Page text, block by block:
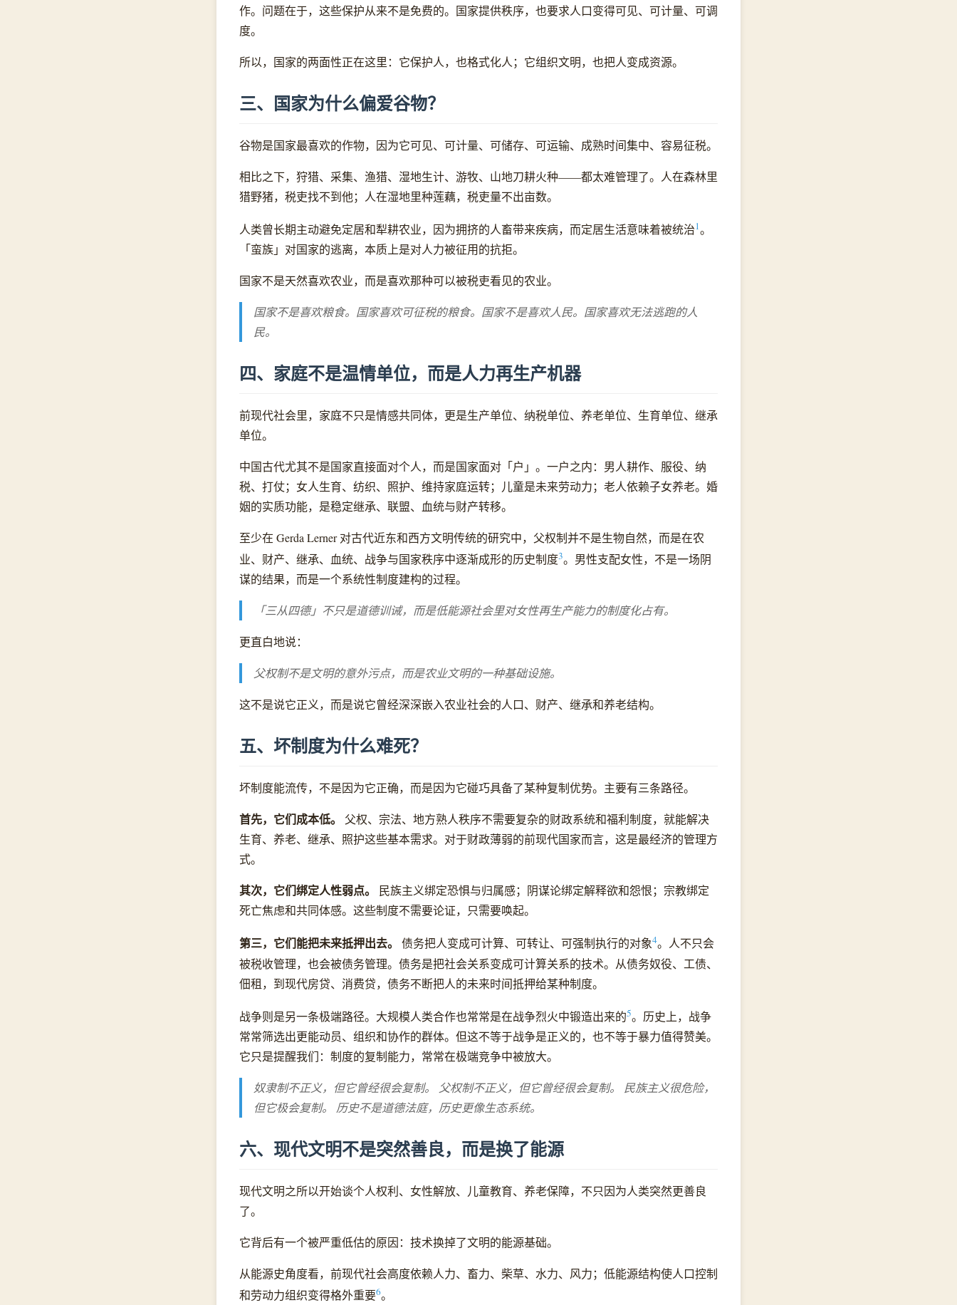
作。问题在于，这些保护从来不是免费的。国家提供秩序，也要求人口变得可见、可计量、可调
度。
所以，国家的两面性正在这里：它保护人，也格式化人；它组织文明，也把人变成资源。
三、国家为什么偏爱谷物？
谷物是国家最喜欢的作物，因为它可见、可计量、可储存、可运输、成熟时间集中、容易征税。
相比之下，狩猎、采集、渔猎、湿地生计、游牧、山地刀耕火种——都太难管理了。人在森林里
猎野猪，税吏找不到他；人在湿地里种莲藕，税吏量不出亩数。
人类曾长期主动避免定居和犁耕农业，因为拥挤的人畜带来疾病，而定居生活意味着被统治1。
「蛮族」对国家的逃离，本质上是对人力被征用的抗拒。
国家不是天然喜欢农业，而是喜欢那种可以被税吏看见的农业。
国家不是喜欢粮食。国家喜欢可征税的粮食。国家不是喜欢人民。国家喜欢无法逃跑的人
民。
四、家庭不是温情单位，而是人力再生产机器
前现代社会里，家庭不只是情感共同体，更是生产单位、纳税单位、养老单位、生育单位、继承
单位。
中国古代尤其不是国家直接面对个人，而是国家面对「户」。一户之内：男人耕作、服役、纳
税、打仗；女人生育、纺织、照护、维持家庭运转；儿童是未来劳动力；老人依赖子女养老。婚
姻的实质功能，是稳定继承、联盟、血统与财产转移。
至少在 Gerda Lerner 对古代近东和西方文明传统的研究中，父权制并不是生物自然，而是在农
业、财产、继承、血统、战争与国家秩序中逐渐成形的历史制度3。男性支配女性，不是一场阴
谋的结果，而是一个系统性制度建构的过程。
「三从四德」不只是道德训诫，而是低能源社会里对女性再生产能力的制度化占有。
更直白地说：
父权制不是文明的意外污点，而是农业文明的一种基础设施。
这不是说它正义，而是说它曾经深深嵌入农业社会的人口、财产、继承和养老结构。
五、坏制度为什么难死？
坏制度能流传，不是因为它正确，而是因为它碰巧具备了某种复制优势。主要有三条路径。
首先，它们成本低。
父权、宗法、地方熟人秩序不需要复杂的财政系统和福利制度，就能解决
生育、养老、继承、照护这些基本需求。对于财政薄弱的前现代国家而言，这是最经济的管理方
式。
其次，它们绑定人性弱点。
民族主义绑定恐惧与归属感；阴谋论绑定解释欲和怨恨；宗教绑定
死亡焦虑和共同体感。这些制度不需要论证，只需要唤起。
第三，它们能把未来抵押出去。 债务把人变成可计算、可转让、可强制执行的对象4。人不只会
被税收管理，也会被债务管理。债务是把社会关系变成可计算关系的技术。从债务奴役、工债、
佃租，到现代房贷、消费贷，债务不断把人的未来时间抵押给某种制度。
战争则是另一条极端路径。大规模人类合作也常常是在战争烈火中锻造出来的5。历史上，战争
常常筛选出更能动员、组织和协作的群体。但这不等于战争是正义的，也不等于暴力值得赞美。
它只是提醒我们：制度的复制能力，常常在极端竞争中被放大。
奴隶制不正义，但它曾经很会复制。 父权制不正义，但它曾经很会复制。 民族主义很危险，
但它极会复制。 历史不是道德法庭，历史更像生态系统。
六、现代文明不是突然善良，而是换了能源
现代文明之所以开始谈个人权利、女性解放、儿童教育、养老保障，不只因为人类突然更善良
了。
它背后有一个被严重低估的原因：技术换掉了文明的能源基础。
从能源史角度看，前现代社会高度依赖人力、畜力、柴草、水力、风力；低能源结构使人口控制
和劳动力组织变得格外重要6。